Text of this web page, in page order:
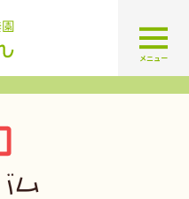
認定こども園 学校法人久米幼
メニュー
ム